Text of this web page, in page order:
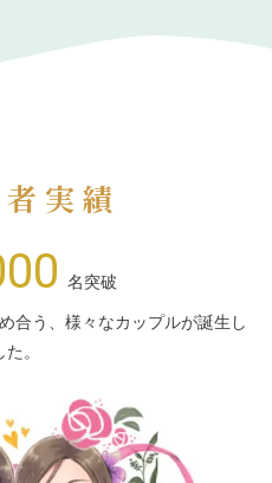
実績
名突破
合う、様々なカップルが誕生し
た。